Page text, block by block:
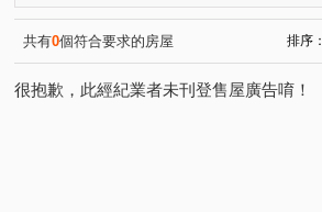
中和路(1) 保平路(1) 永安街(1)
復興街(1) 得和路(1)
共有0個符合要求的房屋 排序：
很抱歉，此經紀業者未刊登售屋廣告唷！